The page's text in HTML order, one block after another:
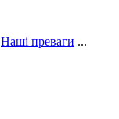
Наші преваги ...